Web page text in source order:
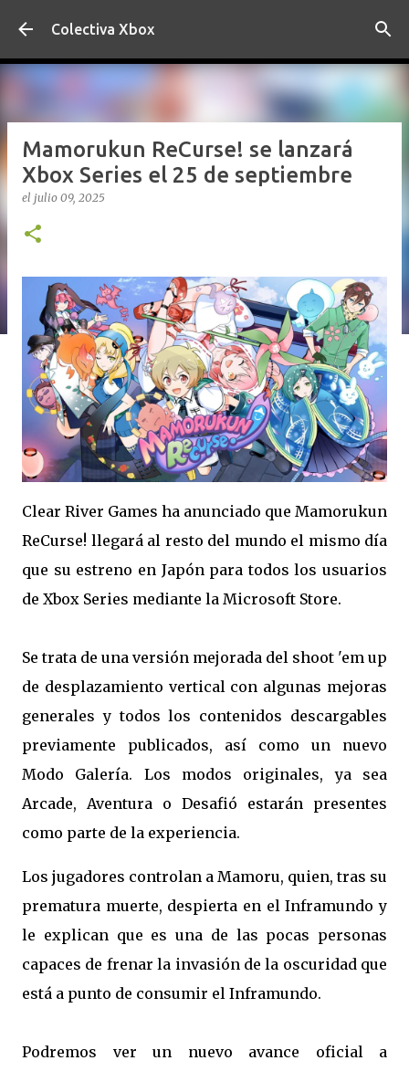
Ir al contenido principal
Colectiva Xbox
Mamorukun ReCurse! se lanzará
Xbox Series el 25 de septiembre
el julio 09, 2025
Clear River Games ha anunciado que Mamorukun
ReCurse! llegará al resto del mundo el mismo día
que su estreno en Japón para todos los usuarios
de Xbox Series mediante la Microsoft Store.
Se trata de una versión mejorada del shoot 'em up
de desplazamiento vertical con algunas mejoras
generales y todos los contenidos descargables
previamente publicados, así como un nuevo
Modo Galería. Los modos originales, ya sea
Arcade, Aventura o Desafió estarán presentes
como parte de la experiencia.
Los jugadores controlan a Mamoru, quien, tras su
prematura muerte, despierta en el Inframundo y
le explican que es una de las pocas personas
capaces de frenar la invasión de la oscuridad que
está a punto de consumir el Inframundo.
Podremos ver un nuevo avance oficial a